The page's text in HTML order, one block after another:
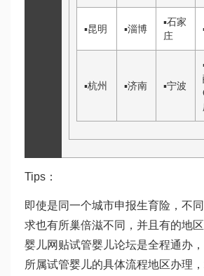
▪昆明 ▪淄博
▪石家
庄
▪杭州 ▪济南 ▪宁波
Tips：
即使是同一个城市申报生育险，不
求也有所巢倍滋不同，并且有的地
婴儿网 贴试管婴儿论坛是全程通办
所属试管婴儿的具体流程地区办理